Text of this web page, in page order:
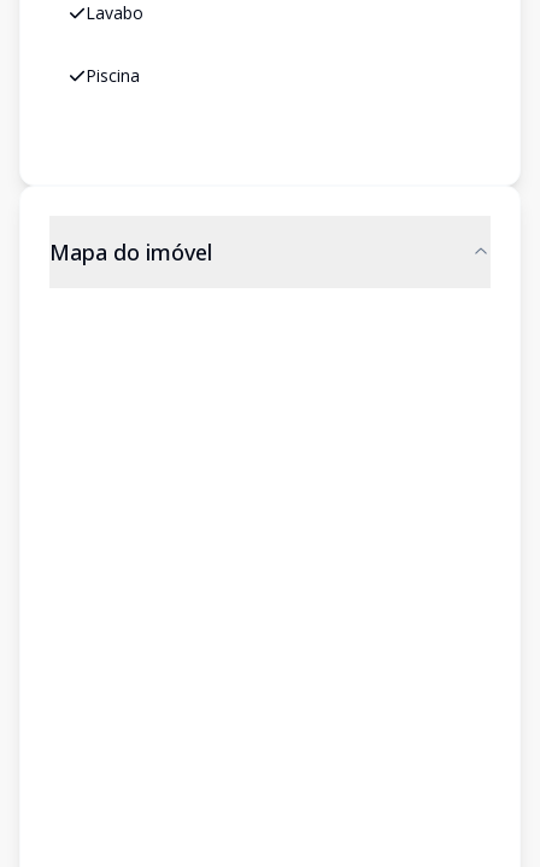
Lavabo
Piscina
Mapa do imóvel